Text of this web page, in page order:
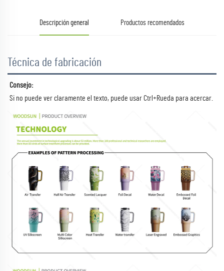
Descripción general Productos recomendados
Técnica de fabricación
Consejo:
Si no puede ver claramente el texto, puede usar Ctrl+Rueda para acercar.